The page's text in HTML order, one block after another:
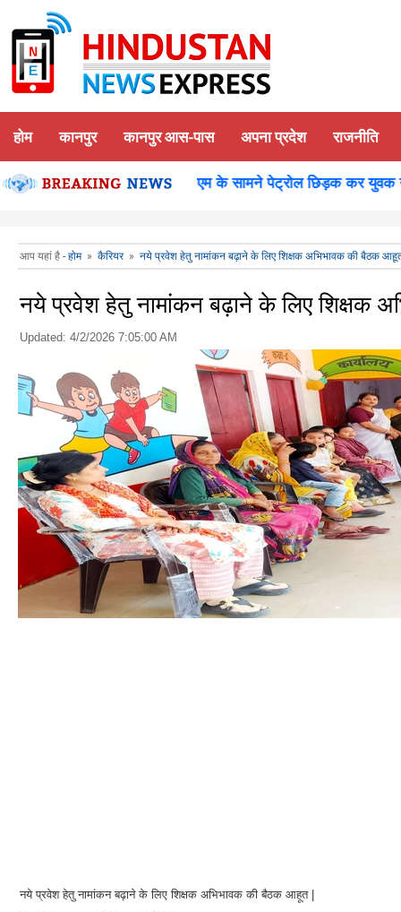
होम कानपुर कानपुर आस-पास अपना प्रदेश राजनीति
कानपुर-समाधान दिवस में डीएम के सामने पेट्रोल छिड़क कर युवक ने
आप यहां है - होम» कैरियर» नये प्रवेश हेतु नामांकन बढ़ाने के लिए शिक्षक अभिभावक की बैठक
नये प्रवेश हेतु नामांकन बढ़ाने के लिए शिक्षक
Updated: 4/2/2026 7:05:00 AM
नये प्रवेश हेतु नामांकन बढ़ाने के लिए शिक्षक अभिभावक की बैठक आहूत |